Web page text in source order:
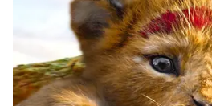
തത്സമയ അപ്‌ഡേറ്റുകളും
വിശകലനവും സമഗ്രമായ
എല്ലാം ഒരൊറ്റ
എവിടെയും
ലഭിക്കാൻAsianet News